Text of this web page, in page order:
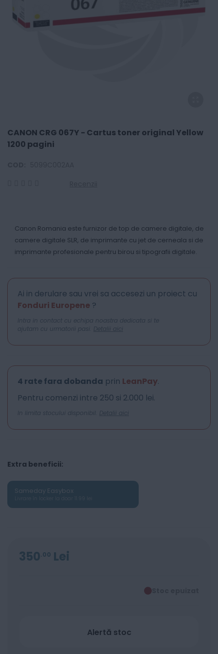
CANON CRG 067Y - Cartus toner original Yellow
1200 pagini
Canon Romania este furnizor de top de camere digitale, de
camere digitale SLR, de imprimante cu jet de cerneala si de
imprimante profesionale pentru birou si tipografii digitale.
Ai in derulare sau vrei sa accesezi un proiect cu
Fonduri Europene ?
Intra in contact cu echipa noastra dedicata si te
ajutam cu urmatorii pasi. Detalii aici
4 rate fara dobanda prin LeanPay.
Pentru comenzi intre 250 si 2.000 lei.
In limita stocului disponibil. Detalii aici
Extra beneficii:
Sameday Easybox
350 00 Lei
Alertă stoc